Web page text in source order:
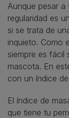
Aunque pesar
regularidad es
si se trata de
inquieto. Como
siempre es fácil
mascota. En
con un índice
El índice de
que tiene tu